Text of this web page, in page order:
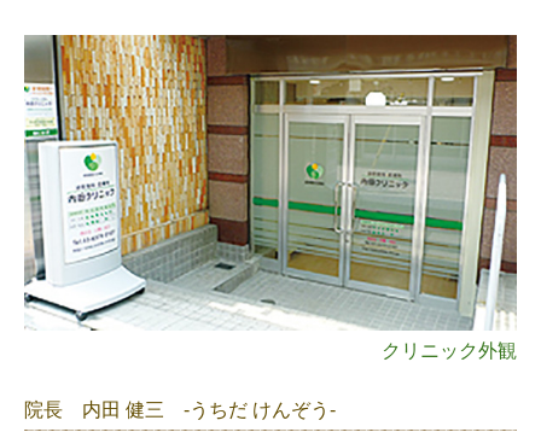
クリニック外観
院長 内田 健三 -うちだ けんぞう-